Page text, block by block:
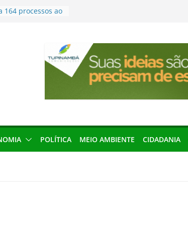
em controle
desta terça-
por
pública
condenação e ex-
devolverá quase
para
POLÍTICA MEIO AMBIENTE CIDADANIA